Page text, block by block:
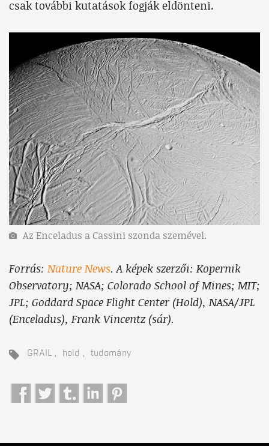
csak további kutatások fogják eldönteni.
Az Enceladus a Cassini szonda szemével.
Forrás: Nature News. A képek szerzői: Kopernik
Observatory; NASA; Colorado School of Mines; MIT;
JPL; Goddard Space Flight Center (Hold), NASA/JPL
(Enceladus), Frank Vincentz (sár).
GRAIL hold tudomány